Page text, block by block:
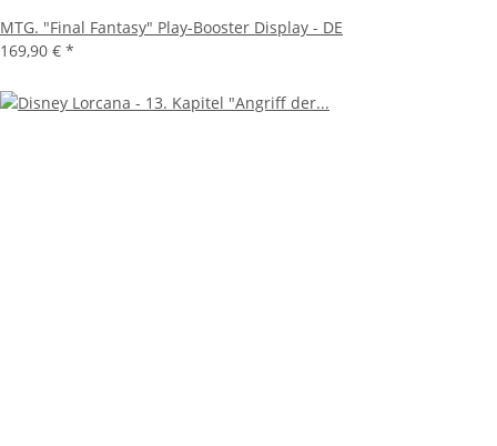
MTG. "Final Fantasy" Play-Booster Display - DE
169,90 € *